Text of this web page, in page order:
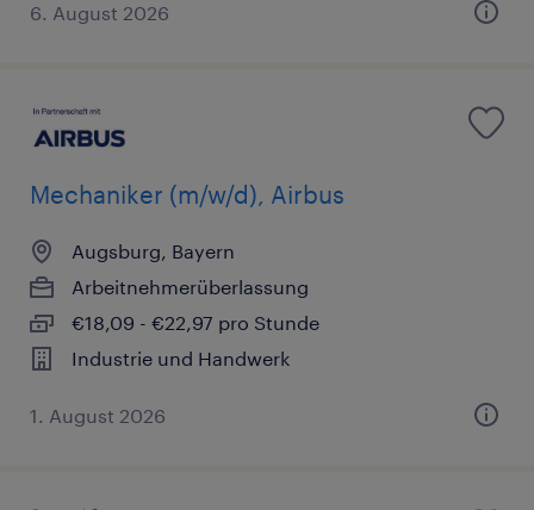
6. August 2026
Mechaniker (m/w/d), Airbus
Augsburg, Bayern
Arbeitnehmerüberlassung
€18,09 - €22,97 pro Stunde
Industrie und Handwerk
1. August 2026